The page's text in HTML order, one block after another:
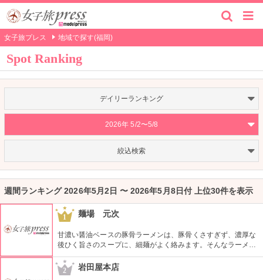
女子旅プレス 地域で探す(福岡)
Spot Ranking
デイリーランキング
2026年 5/2〜5/8
絞込検索
週間ランキング 2026年5月2日 〜 2026年5月8日付 上位30件を表示
1 麺場 元次
甘濃い醤油ベースの豚骨ラーメンは、豚骨くさすぎず、濃厚な
後ひく旨さのスープに、細麺がよく絡みます。そんなラーメン
＋ライスがランチタイムは１コインで食べられるとあって、と
ても人気があるとか。またトッピングのチャーシューもトロト
ロで美味。特濃魚介つけ麺も丁度良い濃ゆさでたまりません。
2 岩田屋本店